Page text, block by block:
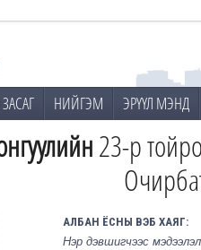
НИЙГЭМ ЭРҮҮЛ МЭНД
23-р
АЛБАН ЁСНЫ ВЭБ ХАЯГ:
Нэр дэвшигчээс